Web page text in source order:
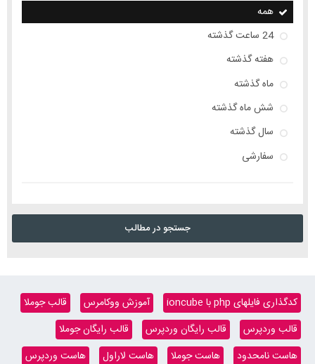
همه
24 ساعت گذشته
هفته گذشته
ماه گذشته
شش ماه گذشته
سال گذشته
سفارشی
جستجو در مطالب
کدگذاری فایلهای php با ioncube آموزش ووکامرس
قالب جوملا
قالب وردپرس
قالب رایگان وردپرس
قالب رایگان جوملا
هاست نامحدود
هاست جوملا هاست لاراول هاست وردپرس